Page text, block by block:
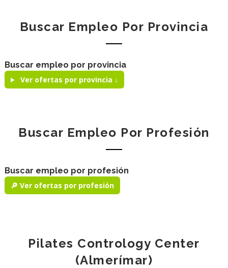
Buscar Empleo Por Provincia
Buscar empleo por provincia
Ver ofertas por provincia ↓
Buscar Empleo Por Profesión
Buscar empleo por profesión
🔎 Ver ofertas por profesión
Pilates Contrology Center
(Almerímar)